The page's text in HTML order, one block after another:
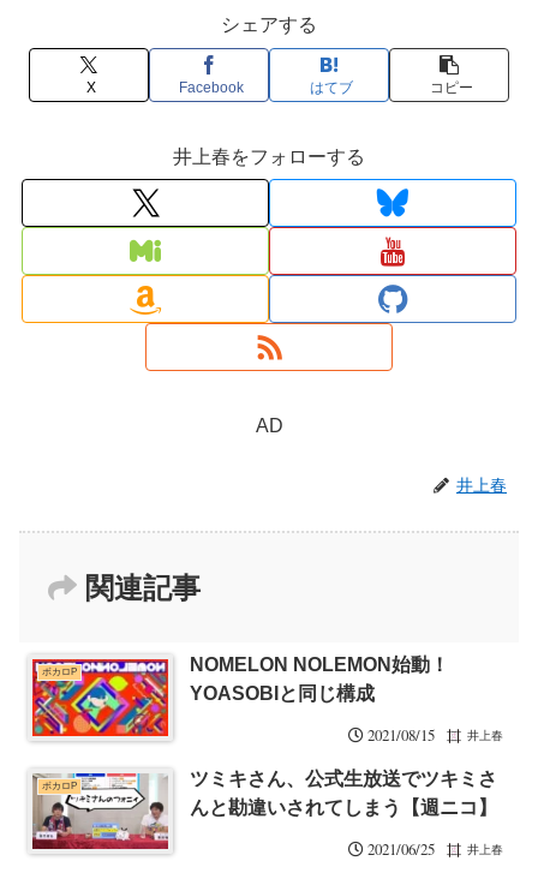
シェアする
X Facebook はてブ コピー
井上春をフォローする
AD
井上春
関連記事
ボカロP
NOMELON NOLEMON始動！
YOASOBIと同じ構成
2021/08/15 井上春
ボカロP
ツミキさん、公式生放送でツキミさ
んと勘違いされてしまう【週ニコ】
2021/06/25 井上春